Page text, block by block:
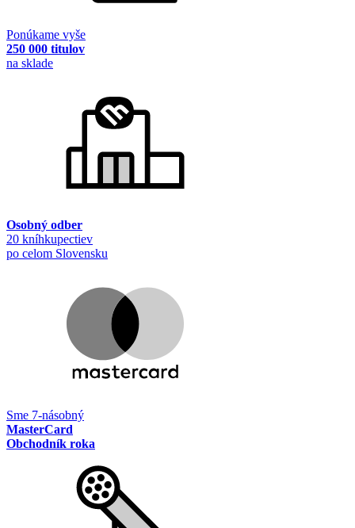
Ponúkame vyše
250 000 titulov
na sklade
Osobný odber
20 kníhkupectiev
po celom Slovensku
Sme 7-násobný
MasterCard
Obchodník roka